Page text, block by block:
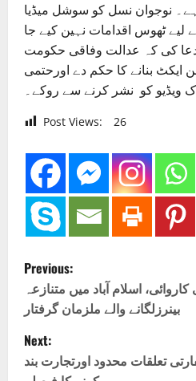
نوجوان نسل کو سوشل میڈیا
لیے ٹھوس اقدامات نہین کیے جا
کی کہ عدالت وفاقی حکومت
ایکٹ بنانے کا حکم دے اورحتمی
ویڈیو کو نشر کرنے سے روکے۔
Post Views: 26
P
o
s
t
Previous:
اسلام آباد میں متنازعہ
بینرزلگانے والے ملزمان گرفتار
Next:
تعلقات محدود اورتجارت بند